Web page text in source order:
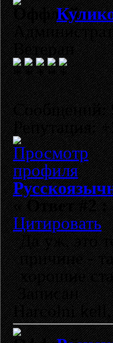
Ветеран
Сообщений:
Репутация:
«Ответ #2 :
Цитировать
Да уж, это
причине -
хорошие
Записан
Harcolni